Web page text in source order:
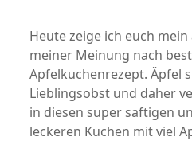
Heute zeige ich euch
meiner Meinung nach
Apfelkuchenrezept. Äpfel
Lieblingsobst und daher
in diesen super saftigen
leckeren Kuchen mit viel